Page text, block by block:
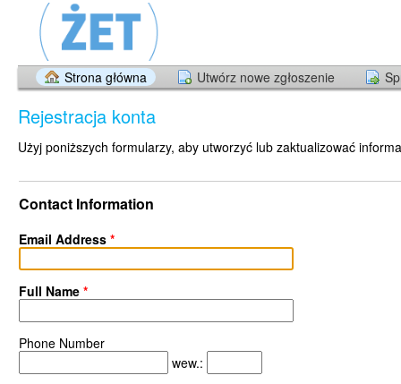
Strona główna Utwórz nowe zgłoszenie
Rejestracja konta
Użyj poniższych formularzy, aby utworzyć lub zaktualizować
Contact Information
Email Address *
Full Name *
Phone Number
wew.: